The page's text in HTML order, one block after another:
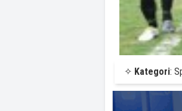
✧ Kategori: